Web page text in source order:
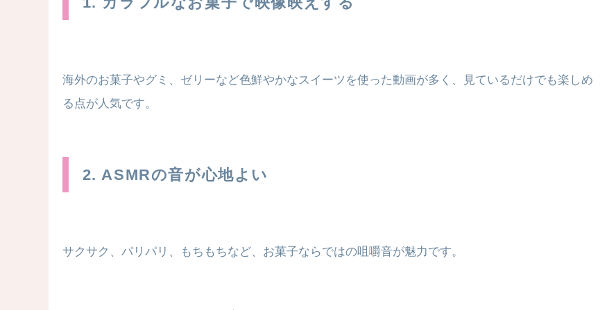
海外のお菓子やグミ、ゼリーなど色鮮やかなスイーツを使った動画が多く、見ているだけでも楽しめ
る点が人気です。
2. ASMRの音が心地よい
サクサク、パリパリ、もちもちなど、お菓子ならではの咀嚼音が魅力です。